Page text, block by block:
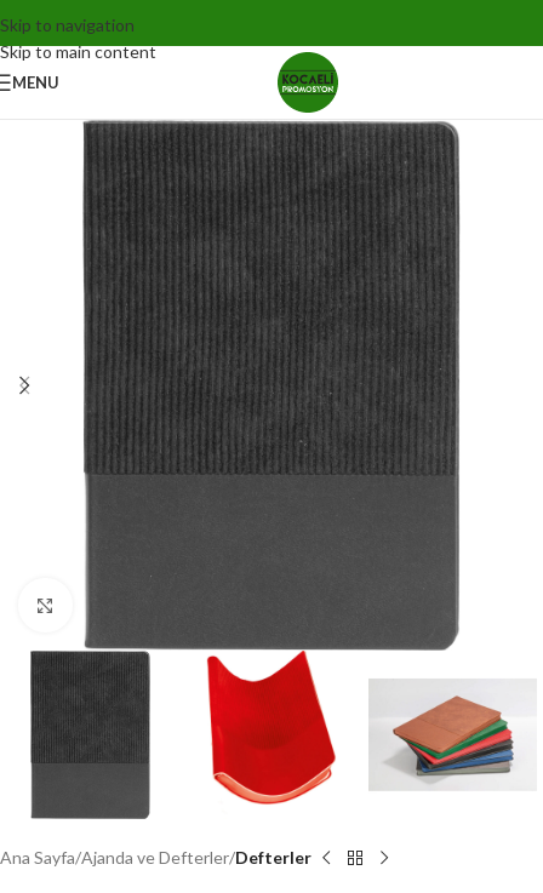
Skip to navigation
Skip to main content
MENU
Ana Sayfa Ajanda ve Defterler Defterler